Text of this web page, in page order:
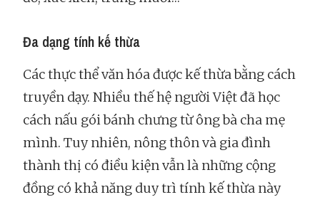
Đa dạng tính kế thừa
Các thực thể văn hóa được kế thừa bằng cách
truyền dạy. Nhiều thế hệ người Việt đã học
cách nấu gói bánh chưng từ ông bà cha mẹ
mình. Tuy nhiên, nông thôn và gia đình
thành thị có điều kiện vẫn là những cộng
đồng có khả năng duy trì tính kế thừa này